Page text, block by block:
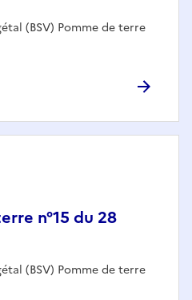
(BSV) Pomme de terre
n°15 du 28
(BSV) Pomme de terre